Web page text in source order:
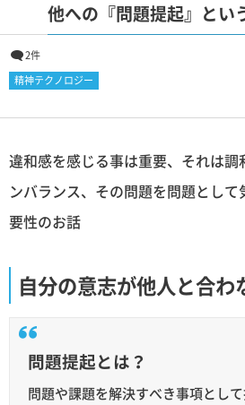
他への『問題提起』とい
2件
精神テクノロジー
違和感を感じる事は重要、それは
ンバランス、その問題を問題とし
要性のお話
自分の意志が他人と合わ
問題提起とは？
問題や課題を解決すべき事項とし